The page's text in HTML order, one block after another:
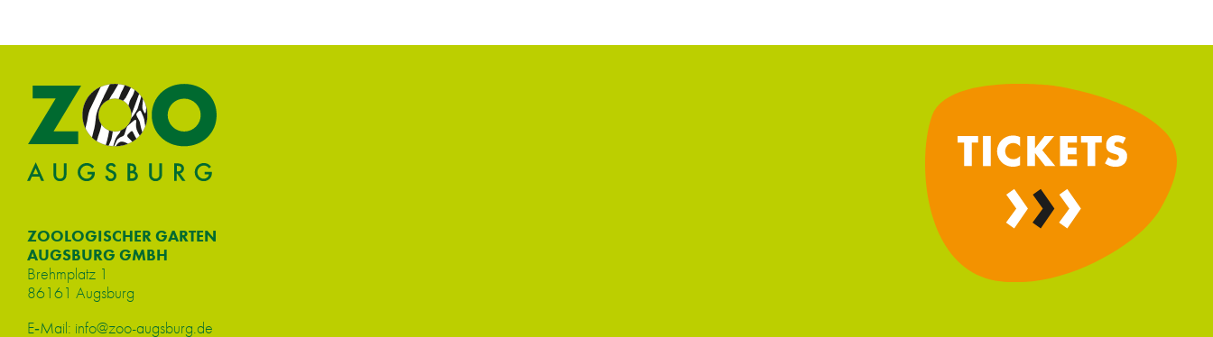
ZOOLOGISCHER GARTEN
AUGSBURG GMBH
Brehm­platz 1
86161 Augs­burg
E‑Mail: info@​zoo-​augsburg.​de